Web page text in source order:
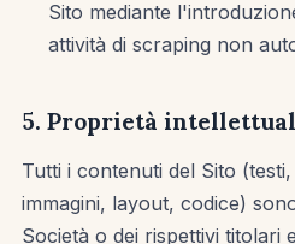
Sito mediante
attività di scraping non
5. Proprietà
Tutti i contenuti del Sito
immagini, layout, codice)
Società o dei rispettivi titolari